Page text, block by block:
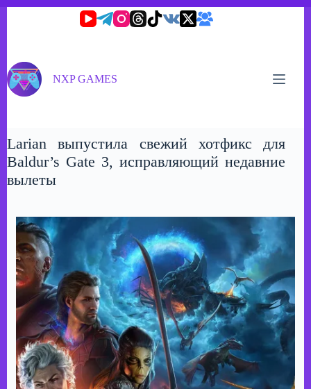
NXP GAMES
Larian выпустила свежий хотфикс для
Baldur’s Gate 3, исправляющий недавние
вылеты